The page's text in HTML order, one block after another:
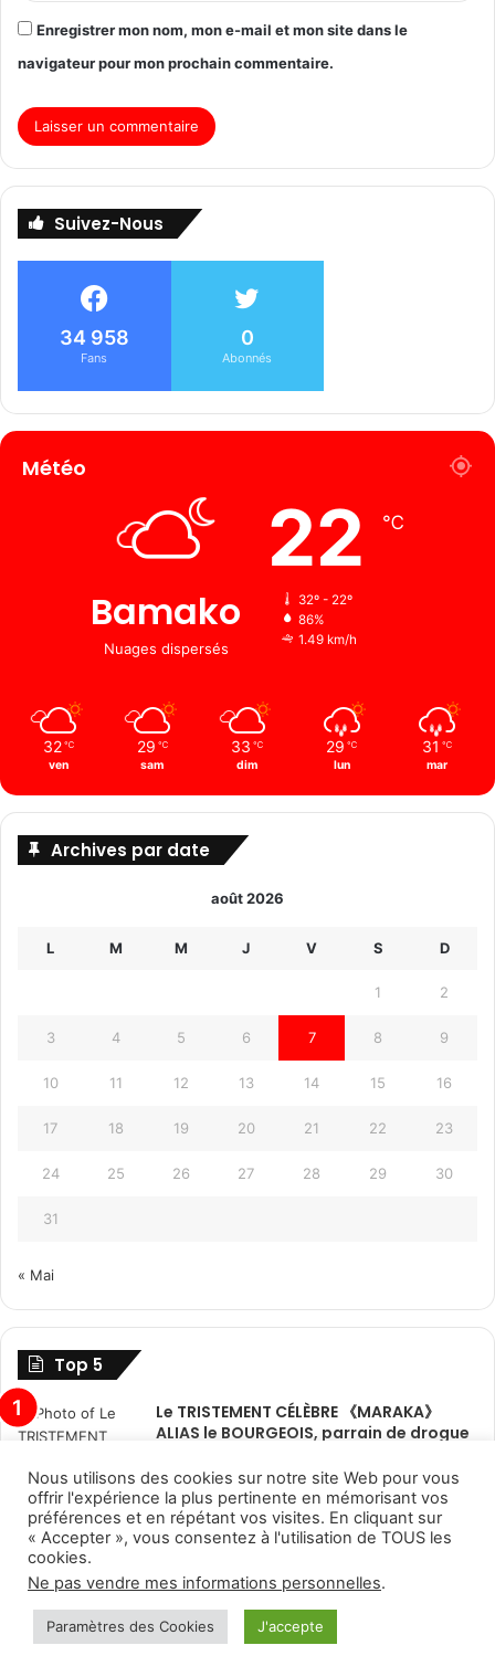
Enregistrer mon nom, mon e-mail et mon site dans le
navigateur pour mon prochain commentaire.
Suivez-Nous
34 958
Fans
0
Abonnés
Météo
Bamako
Nuages ​​dispersés
22 ℃
32º - 22º
86%
1.49 km/h
32 ℃
ven
29 ℃
sam
33 ℃
dim
29 ℃
lun
31 ℃
mar
Archives par date
août 2026
L M M J V S D
1 2
3 4 5 6 7 8 9
10 11 12 13 14 15 16
17 18 19 20 21 22 23
24 25 26 27 28 29 30
31
« Mai
Top 5
Le TRISTEMENT CÉLÈBRE 《MARAKA》
ALIAS le BOURGEOIS, parrain de drogue
CFA au Compol Tomoda
1 juin 2021
Nous utilisons des cookies sur notre site Web pour vous
offrir l'expérience la plus pertinente en mémorisant vos
préférences et en répétant vos visites. En cliquant sur
« Accepter », vous consentez à l'utilisation de TOUS les
cookies.
Ne pas vendre mes informations personnelles.
Paramètres des Cookies J'accepte